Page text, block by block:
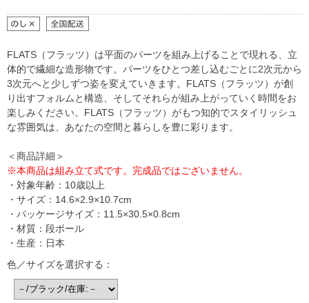
FLATS（フラッツ）は平面のパーツを組み上げることで現れる、立
体的で繊細な造形物です。パーツをひとつ差し込むごとに2次元から
3次元へと少しずつ姿を変えていきます。FLATS（フラッツ）が創
り出すフォルムと構造、そしてそれらが組み上がっていく時間をお
楽しみください。FLATS（フラッツ）がもつ知的でスタイリッシュ
な雰囲気は、あなたの空間と暮らしを豊に彩ります。
＜商品詳細＞
※本商品は組み立て式です。完成品ではございません。
・対象年齢：10歳以上
・サイズ：14.6×2.9×10.7cm
・パッケージサイズ：11.5×30.5×0.8cm
・材質：段ボール
・生産：日本
色／サイズを選択する：